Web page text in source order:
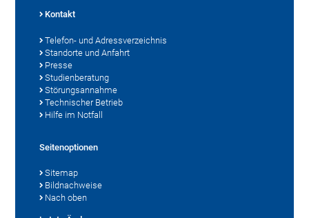
Kontakt
Telefon- und Adressverzeichnis
Standorte und Anfahrt
Presse
Studienberatung
Störungsannahme
Technischer Betrieb
Hilfe im Notfall
Seitenoptionen
Sitemap
Bildnachweise
Nach oben